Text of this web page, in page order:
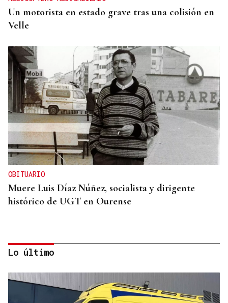
Un motorista en estado grave tras una colisión en
Velle
OBITUARIO
Muere Luis Díaz Núñez, socialista y dirigente
histórico de UGT en Ourense
Lo último